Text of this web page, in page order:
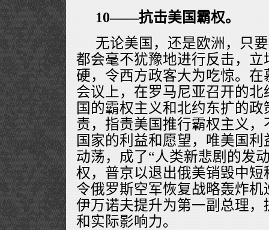
10——抗击美国霸权。
无论美国，还是欧洲，只
都会毫不犹豫地进行反击，
硬，令西方政客大为吃惊。
会议上，在罗马尼亚召开的
国的霸权主义和北约东扩的
责，指责美国推行霸权主义
国家的利益和愿望，唯美国
动荡，成了“人类新悲剧的发
权，普京以退出俄美销毁中
令俄罗斯空军恢复战略轰炸
伊万诺夫提升为第一副总理
和实际影响力。